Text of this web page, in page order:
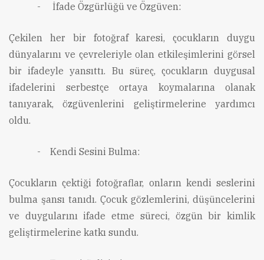
- İfade Özgürlüğü ve Özgüven:
Çekilen her bir fotoğraf karesi, çocukların duygu
dünyalarını ve çevreleriyle olan etkileşimlerini görsel
bir ifadeyle yansıttı. Bu süreç, çocukların duygusal
ifadelerini serbestçe ortaya koymalarına olanak
tanıyarak, özgüvenlerini geliştirmelerine yardımcı
oldu.
- Kendi Sesini Bulma:
Çocukların çektiği fotoğraflar, onların kendi seslerini
bulma şansı tanıdı. Çocuk gözlemlerini, düşüncelerini
ve duygularını ifade etme süreci, özgün bir kimlik
geliştirmelerine katkı sundu.